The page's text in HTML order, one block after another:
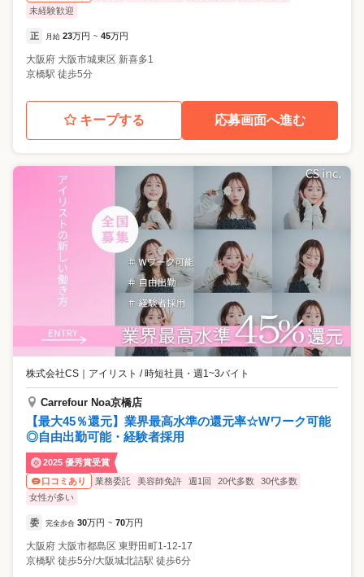
未経験歓迎
正 月給 23万円 ~ 45万円
大阪府 大阪市城東区 新喜多1
京橋駅 徒歩5分
キープする 応募画面へ進む
株式会社CS アイリスト / 時短社員・週1~3バイト
Carrefour Noa京橋店
【最大45％還元】業界最高水準の還元率☆Wワーク可能
◎自由出勤可能・経験者採用
2025 優秀賞受賞
口コミあり
業務委託 美容師免許 週1回 20代多数
30代多数
女性が多い
委 完全歩合 30万円 ~ 70万円
大阪府 大阪市都島区 東野田町1-12-17
京橋駅 徒歩5分/大阪城北詰駅 徒歩6分